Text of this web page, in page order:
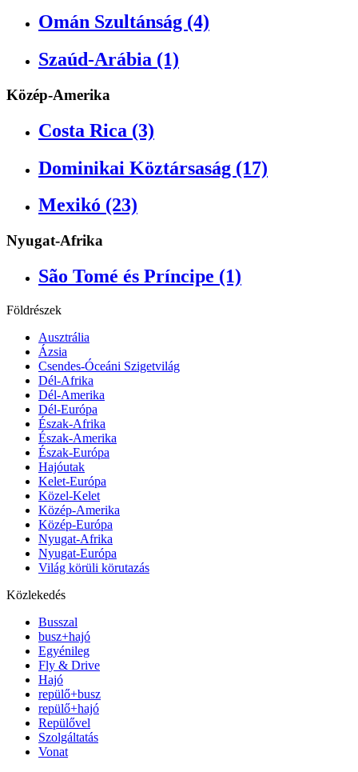
Omán Szultánság (4)
Szaúd-Arábia (1)
Közép-Amerika
Costa Rica (3)
Dominikai Köztársaság (17)
Mexikó (23)
Nyugat-Afrika
São Tomé és Príncipe (1)
Földrészek
Ausztrália
Ázsia
Csendes-Óceáni Szigetvilág
Dél-Afrika
Dél-Amerika
Dél-Európa
Észak-Afrika
Észak-Amerika
Észak-Európa
Hajóutak
Kelet-Európa
Közel-Kelet
Közép-Amerika
Közép-Európa
Nyugat-Afrika
Nyugat-Európa
Világ körüli körutazás
Közlekedés
Busszal
busz+hajó
Egyénileg
Fly & Drive
Hajó
repülő+busz
repülő+hajó
Repülővel
Szolgáltatás
Vonat